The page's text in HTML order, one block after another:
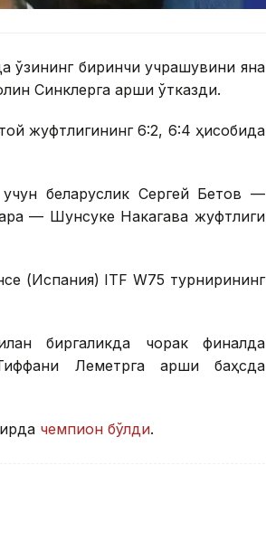
ўзининг биринчи учрашувини яна
Синклерга қарши ўтказди.
жуфтлигининг 6:2, 6:4 ҳисобида
беларуслик Сергей Бетов —
— Шунсуке Накагава жуфтлиги
(Испания) ITF W75 турнирининг
биргаликда чорак финалда
Леметрга қарши баҳсда
чемпион бўлди.